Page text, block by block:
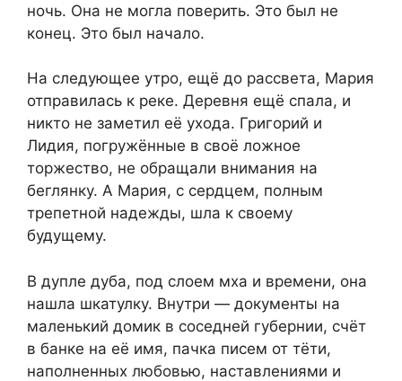
ночь. Она не могла поверить. Это был не
конец. Это был начало.
На следующее утро, ещё до рассвета, Мария
отправилась к реке. Деревня ещё спала, и
никто не заметил её ухода. Григорий и
Лидия, погружённые в своё ложное
торжество, не обращали внимания на
беглянку. А Мария, с сердцем, полным
трепетной надежды, шла к своему
будущему.
В дупле дуба, под слоем мха и времени, она
нашла шкатулку. Внутри — документы на
маленький домик в соседней губернии, счёт
в банке на её имя, пачка писем от тёти,
наполненных любовью, наставлениями и